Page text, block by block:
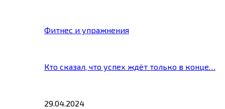
Фитнес и упражнения
Кто сказал, что успех ждёт только в конце…
29.04.2024